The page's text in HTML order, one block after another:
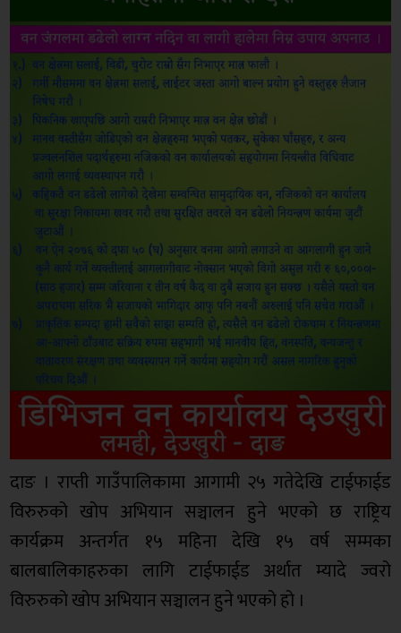
दाङ । राप्ती गाउँपालिकामा आगामी २५ गतेदेखि टाईफाईड
विरुरुको खोप अभियान सञ्चालन हुने भएको छ राष्ट्रिय
कार्यक्रम अन्तर्गत १५ महिना देखि १५ वर्ष सम्मका
बालबालिकाहरुका लागि टाईफाईड अर्थात म्यादे ज्वरो
विरुरुको खोप अभियान सञ्चालन हुने भएको हो ।